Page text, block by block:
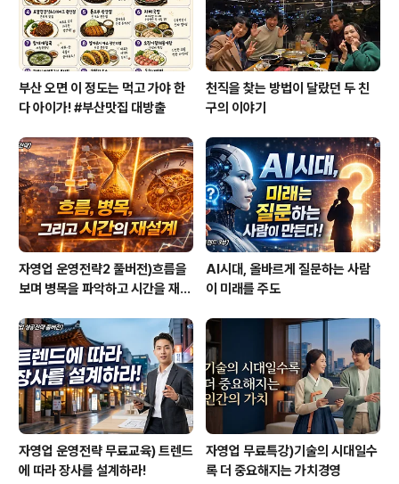
었는데, 업무로 인해 사..
부산 오면 이 정도는 먹고 가야 한
다 아이가! #부산맛집 대방출
천직을 찾는 방법이 달랐던 두 친
구의 이야기
자영업 운영전략2 풀버전)흐름을
보며 병목을 파악하고 시간을 재설
AI시대, 올바르게 질문하는 사람
이 미래를 주도
자영업 운영전략 무료교육) 트렌드
에 따라 장사를 설계하라!
자영업 무료특강)기술의 시대일수
록 더 중요해지는 가치경영